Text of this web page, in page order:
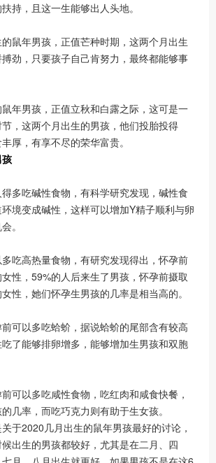
持，且这一生能够出人头地。
鼠年男孩，正值芒种时期，这两个月出生
劲，只要孩子自己肯努力，最终都能够事
年男孩，正值立秋和白露之际，这可是一
，这两个月出生的男孩，他们投胎投得
厚，有享不尽的荣华富贵。
多吃碱性食物，有科学研究发现，碱性食
境变成碱性，这样可以增加Y精子顺利与卵
。
吃高热量食物，有研究发现得出，怀孕前
性，59%的人后来生了男孩，怀孕前摄取
性，她们怀孕生男孩的几率是相当高的。
可以多吃蛤蚧，据说蛤蚧的尾部含有较高
了能够排卵增多，能够增加生男孩和双胞
可以多吃咸性食物，吃红肉和咸食快餐，
几率，而吃巧克力则有助于生女孩。
于2020几月出生的鼠年男孩最好的讨论，
出生的男孩都较好，尤其是在二月、四